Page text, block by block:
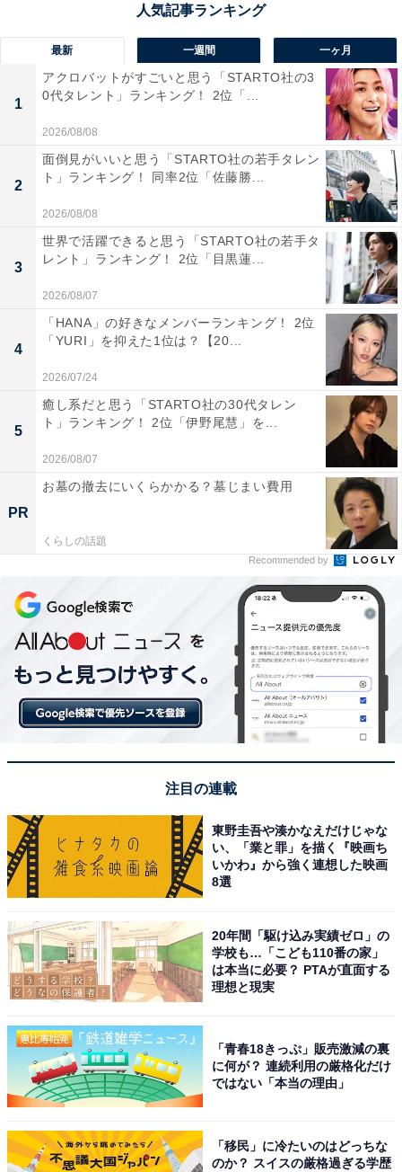
1位：水戸市／96票
茨城県の県庁所在地である水戸市は、水戸徳川家の城下
町として培われた歴史と文化が今も息づく街です。常陸
牛のハンバーグや名物の納豆、健康志向の美容トマトジ
ュースなど、地元グルメの豊富さが魅力。また、梅酒樽
で熟成させたウイスキーや、若手職人が手掛ける和柄の
ロックグラスといった、上質で個性あふれる返礼品も人
気を集めています。伝統と新しい感性が共存する、魅力
にあふれたラインアップです。
回答者からは「ねっとりとした干し芋が美味しかったで
す」（40代女性／広島県）、「納豆をはじめとした地元
食材や、水戸藩ゆかりの工芸品など、地域ならではの特
産品が豊富で魅力的だからです」（20代女性／愛知
県）、「納豆や地酒など、普段から親しみのある特産品
が揃っていて、返礼品としてももらったら嬉しいです」
（50代男性／千葉県）といった声が集まりました。
※回答者からのコメントは原文ママです
この記事の執筆者： 坂上 恵
All About ニュースの編集者。オールアバウトに入社後、SNSトレン
ドにフォーカスした記事執筆やSEOライティングの経験を経て、の
ちにAll About ニュースチームのメンバーに加入。現在は旅行・カル
チャー・エンタメなどを中心に企画編集を担当。東京都出身。居酒
屋巡りとスポーツ観戦が生きがい。
8位までのランキング結果を見る
こちらもおすすめ
と思うランキング！ 2位「那須塩原市」を抑え
た1位は？【2025年調査】
最新 一週間 一ヶ月
1
アクロバットがすごいと思う「STARTO社の3
0代タレント」ランキング！ 2位「...
2026/08/08
2
面倒見がいいと思う「STARTO社の若手タレン
ト」ランキング！ 同率2位「佐藤勝...
2026/08/08
3
世界で活躍できると思う「STARTO社の若手タ
レント」ランキング！ 2位「目黒蓮...
2026/08/07
4
「HANA」の好きなメンバーランキング！ 2位
「YURI」を抑えた1位は？【20...
2026/07/24
5
癒し系だと思う「STARTO社の30代タレン
ト」ランキング！ 2位「伊野尾慧」を...
2026/08/07
PR
お墓の撤去にいくらかかる？墓じまい費用
くらしの話題
Recommended by
注目の連載
東野圭吾や湊かなえだけじゃな
い、「業と罪」を描く『映画ち
いかわ』から強く連想した映画
8選
20年間「駆け込み実績ゼロ」の
学校も…「こども110番の家」
は本当に必要？ PTAが直面する
理想と現実
「青春18きっぷ」販売激減の裏
に何が？ 連続利用の厳格化だけ
ではない「本当の理由」
「移民」に冷たいのはどっちな
のか？ スイスの厳格過ぎる学歴